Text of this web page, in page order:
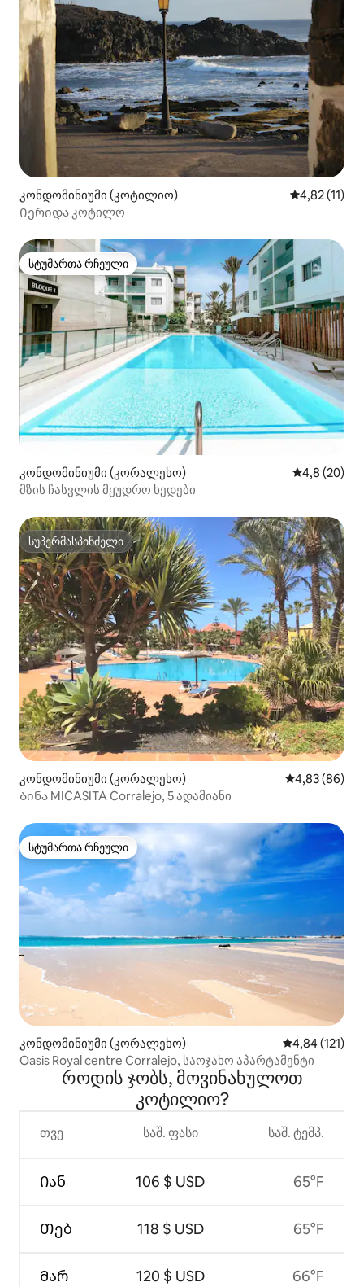
კონდომინიუმი (კოტილიო) საშუალო
4,82 (11)
Იერიდა კოტილო
სტუმართა რჩეული
სტუმართა რჩეული
კონდომინიუმი (კორალეხო) საშუალო
4,8 (20)
მზის ჩასვლის მყუდრო ხედები
სუპერმასპინძელი
სუპერმასპინძელი
კონდომინიუმი (კორალეხო) საშუალო
4,83 (86)
Ბინა MICASITA Corralejo, 5 ადამიანი
სტუმართა რჩეული
სტუმართა რჩეული
კონდომინიუმი (კორალეხო) საშუალო
4,84 (121)
Oasis Royal centre Corralejo, საოჯახო აპარტამენტი
როდის ჯობს, მოვინახულოთ
კოტილიო?
თვე
Იან
Თებ
Მარ
საშ. ფასი
106 $ USD
118 $ USD
120 $ USD
საშ. ტემპ.
65°F
65°F
66°F